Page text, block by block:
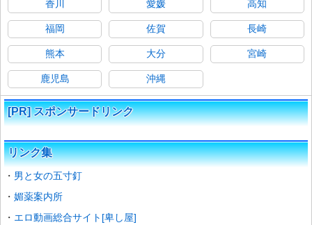
香川 愛媛 高知
福岡 佐賀 長崎
熊本 大分 宮崎
鹿児島 沖縄
[PR] スポンサードリンク
リンク集
男と女の五寸釘
媚薬案内所
エロ動画総合サイト[卑し屋]